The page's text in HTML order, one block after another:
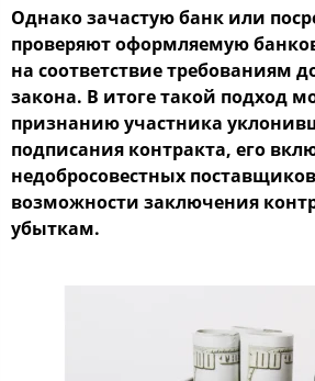
Однако зачастую банк или
проверяют оформляемую
на соответствие требованиям
закона. В итоге такой подход
признанию участника
подписания контракта, его
недобросовестных
возможности заключения
убыткам.